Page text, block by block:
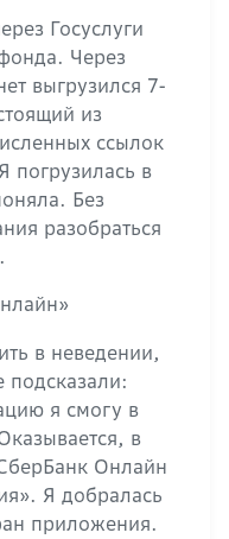
Госуслуги
Через
выгрузился 7-
из
ссылок
погрузилась в
Без
разобраться
в неведении,
я смогу в
в
Онлайн
Я добралась
приложения.